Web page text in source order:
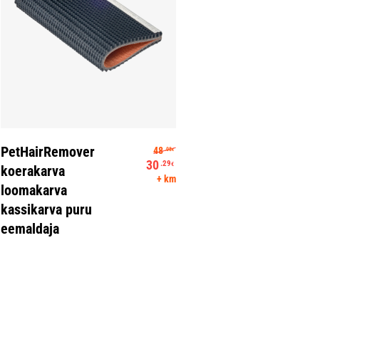
PetHairRemover
koerakarva
loomakarva
kassikarva puru
eemaldaja
48.08€ Algne hind oli: 48.08€.
30.29€
Praegune hind on: 30.29€.
+ km